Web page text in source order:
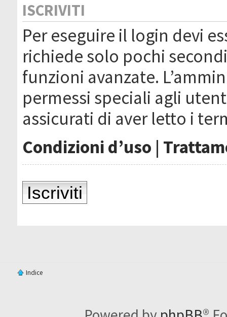
ISCRIVITI
Per eseguire il login devi
richiede solo pochi
funzioni avanzate.
permessi speciali agli
assicurati di aver letto i
Condizioni d’uso |
Iscriviti
Indice